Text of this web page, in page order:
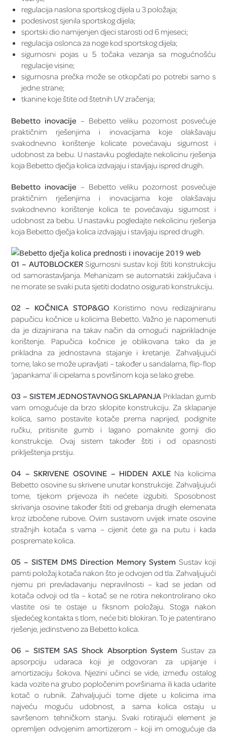
regulacija naslona sportskog dijela u 3 položaja;
podesivost sjenila sportskog dijela;
sportski dio namijenjen djeci starosti od 6 mjeseci;
regulacija oslonca za noge kod sportskog dijela;
sigurnosni pojas u 5 točaka vezanja sa mogućnošću
regulacije visine;
sigurnosna prečka može se otkopčati po potrebi samo s
jedne strane;
tkanine koje štite od štetnih UV zračenja;
Bebetto inovacije – Bebetto veliku pozornost posvećuje
praktičnim rješenjima i inovacijama koje olakšavaju
svakodnevno korištenje kolicate povećavaju sigurnost i
udobnost za bebu. U nastavku pogledajte nekolicinu rješenja
koja Bebetto dječja kolica izdvajaju i stavljaju ispred drugih.
Bebetto inovacije – Bebetto veliku pozornost posvećuje
praktičnim rješenjima i inovacijama koje olakšavaju
svakodnevno korištenje kolica te povećavaju sigurnost i
udobnost za bebu. U nastavku pogledajte nekolicinu rješenja
koja Bebetto dječja kolica izdvajaju i stavljaju ispred drugih.
01 – AUTOBLOCKERSigurnosni sustav koji štiti konstrukciju
od samorastavljanja. Mehanizam se automatski zaključava i
ne morate se svaki puta sjetiti dodatno osigurati konstrukciju.
02 – KOČNICA STOP&GO Koristimo novu redizajniranu
papučicu kočnice u kolicima Bebetto. Važno je napomenuti
da je dizajnirana na takav način da omogući najprikladnije
korištenje. Papučica kočnice je oblikovana tako da je
prikladna za jednostavna stajanje i kretanje. Zahvaljujući
tome, lako se može upravljati – također u sandalama, flip-flop
‘japankama’ ili cipelama s površinom koja se lako grebe.
03 – SISTEM JEDNOSTAVNOG SKLAPANJA Prikladan gumb
vam omogućuje da brzo sklopite konstrukciju. Za sklapanje
kolica, samo postavite kotače prema naprijed, podignite
ručku, pritisnite gumb i lagano pomaknite gornji dio
konstrukcije. Ovaj sistem također štiti i od opasnosti
priklještenja prstiju.
04 – SKRIVENE OSOVINE – HIDDEN AXLENa kolicima
Bebetto osovine su skrivene unutar konstrukcije. Zahvaljujući
tome, tijekom prijevoza ih nećete izgubiti. Sposobnost
skrivanja osovine također štiti od grebanja drugih elemenata
kroz izbočene rubove. Ovim sustavom uvijek imate osovine
stražnjih kotača s vama – cijenit ćete ga na putu i kada
pospremate kolica.
05 – SISTEM DMS Direction Memory System Sustav koji
pamti položaj kotača nakon što je odvojen od tla. Zahvaljujući
njemu pri prevladavanju nepravilnosti – kad se jedan od
kotača odvoji od tla – kotač se ne rotira nekontrolirano oko
vlastite osi te ostaje u fiksnom položaju. Stoga nakon
sljedećeg kontakta s tlom, neće biti blokiran. To je patentirano
rješenje, jedinstveno za Bebetto kolica.
06 – SISTEM SAS Shock Absorption System Sustav za
apsorpciju udaraca koji je odgovoran za upijanje i
amortizaciju šokova. Njezini učinci se vide, između ostalog
kada vozite na grubo popločenim površinama ili kada udarite
kotač o rubnik. Zahvaljujući tome dijete u kolicima ima
najveću moguću udobnost, a sama kolica ostaju u
savršenom tehničkom stanju. Svaki rotirajući element je
opremljen odvojenim amortizerom – koji im omogućuje da